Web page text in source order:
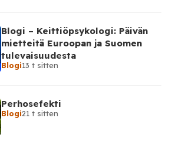
Blogi – Keittiöpsykologi: Päivän
mietteitä Euroopan ja Suomen
tulevaisuudesta
Blogi13 t sitten
Perhosefekti
Blogi21 t sitten